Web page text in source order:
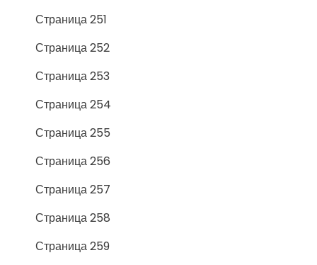
Страница 251
Страница 252
Страница 253
Страница 254
Страница 255
Страница 256
Страница 257
Страница 258
Страница 259